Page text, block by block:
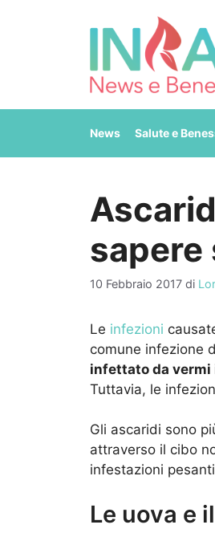
News Salute e
sapere
10 Febbraio 2017 di
Le infezioni
comune infezione
infettato da
Tuttavia, le
Gli ascaridi sono
attraverso il cibo
infestazioni
Le uova e